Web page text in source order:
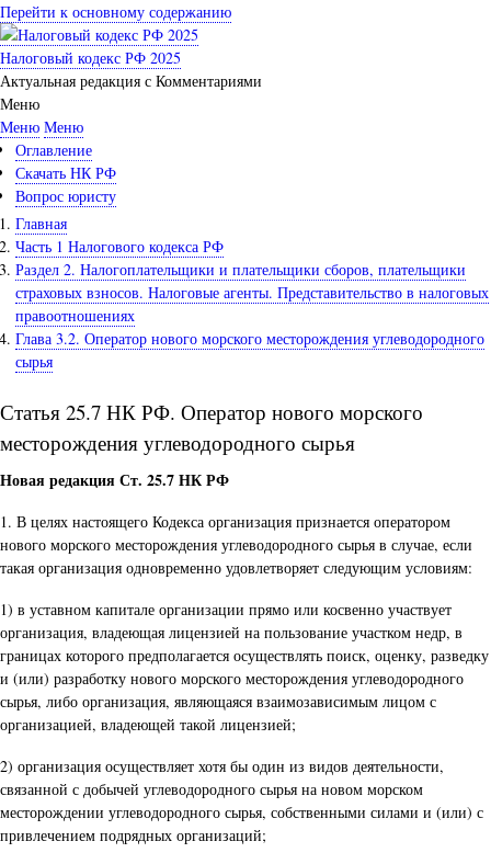
Перейти к основному содержанию
Налоговый кодекс РФ 2025
Актуальная редакция с Комментариями
Меню
Меню Меню
Оглавление
Скачать НК РФ
Вопрос юристу
Главная
Часть 1 Налогового кодекса РФ
Раздел 2. Налогоплательщики и плательщики сборов, плательщики
страховых взносов. Налоговые агенты. Представительство в налоговых
правоотношениях
Глава 3.2. Оператор нового морского месторождения углеводородного
сырья
Статья 25.7 НК РФ. Оператор нового морского
месторождения углеводородного сырья
Новая редакция Ст. 25.7 НК РФ
1. В целях настоящего Кодекса организация признается оператором
нового морского месторождения углеводородного сырья в случае, если
такая организация одновременно удовлетворяет следующим условиям:
1) в уставном капитале организации прямо или косвенно участвует
организация, владеющая лицензией на пользование участком недр, в
границах которого предполагается осуществлять поиск, оценку, разведку
и (или) разработку нового морского месторождения углеводородного
сырья, либо организация, являющаяся взаимозависимым лицом с
организацией, владеющей такой лицензией;
2) организация осуществляет хотя бы один из видов деятельности,
связанной с добычей углеводородного сырья на новом морском
месторождении углеводородного сырья, собственными силами и (или) с
привлечением подрядных организаций;